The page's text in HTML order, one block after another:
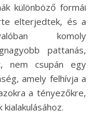
különböző formái
elterjedtek, és a
komoly
pattanás,
nem csupán egy
amely felhívja a
a tényezőkre,